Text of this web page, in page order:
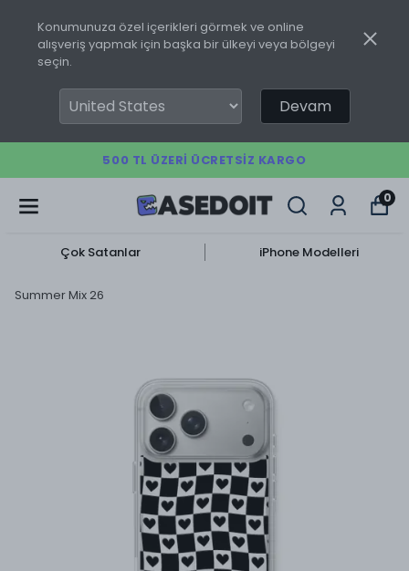
Konumunuza özel içerikleri görmek ve online
alışveriş yapmak için başka bir ülkeyi veya bölgeyi
seçin.
Devam
500 TL ÜZERI ÜCRETSIZ KARGO
0
Çok Satanlar iPhone Modelleri
Summer Mix 26